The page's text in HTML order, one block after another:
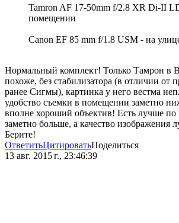
Tamron AF 17-50mm f/2.8 XR Di-II
помещении
Canon EF 85 mm f/1.8 USM - на
Нормальный комплект! Только Тамрон в
похоже, без стабилизатора (в отличии
ранее Сигмы), картинка у него вестма
удобство съемки в помещении заметно
вполне хороший объектив! Есть лучше по
заметно больше, а качество изображения
Берите!
ОтветитьЦитироватьПоделиться
13 авг. 2015 г., 23:46:39